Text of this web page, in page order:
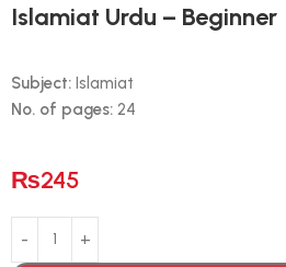
Islamiat Urdu – Beginner
Subject: Islamiat
No. of pages: 24
₨245